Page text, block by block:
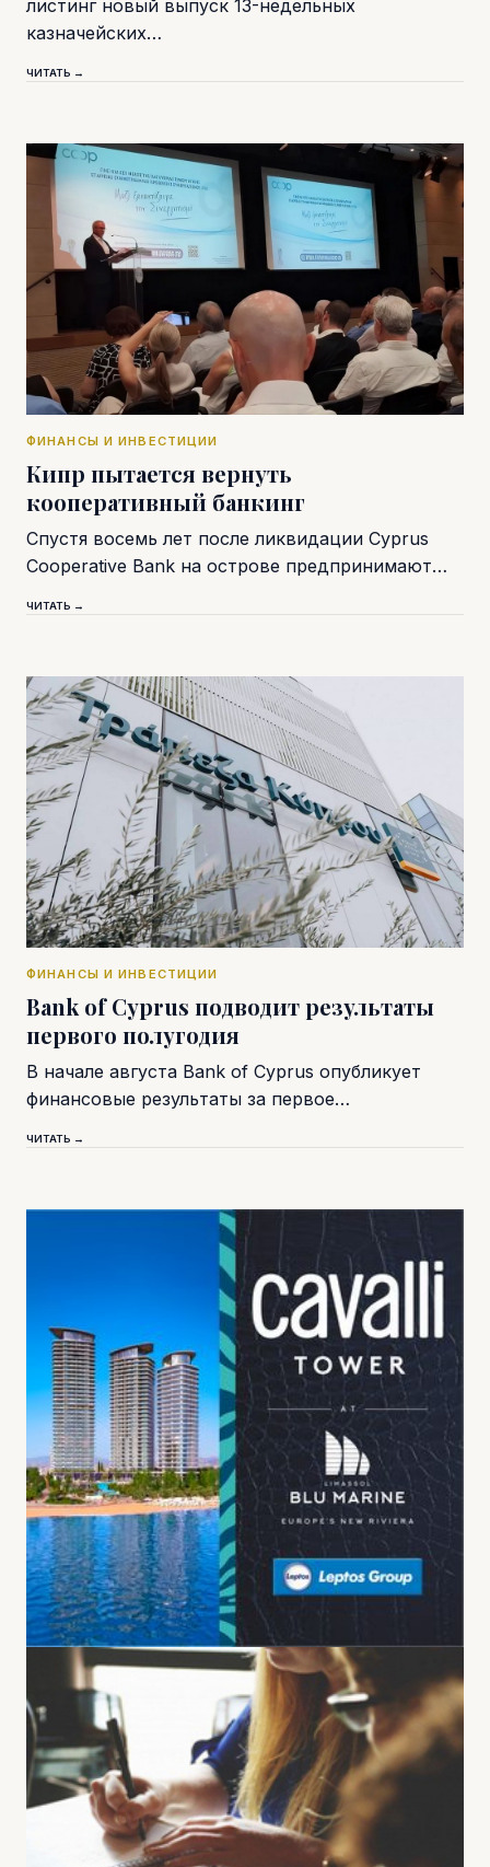
листинг новый выпуск 13-недельных
казначейских…
ЧИТАТЬ →
ФИНАНСЫ И ИНВЕСТИЦИИ
Кипр пытается вернуть
кооперативный банкинг
Спустя восемь лет после ликвидации Cyprus
Cooperative Bank на острове предпринимают…
ЧИТАТЬ →
ФИНАНСЫ И ИНВЕСТИЦИИ
Bank of Cyprus подводит результаты
первого полугодия
В начале августа Bank of Cyprus опубликует
финансовые результаты за первое…
ЧИТАТЬ →